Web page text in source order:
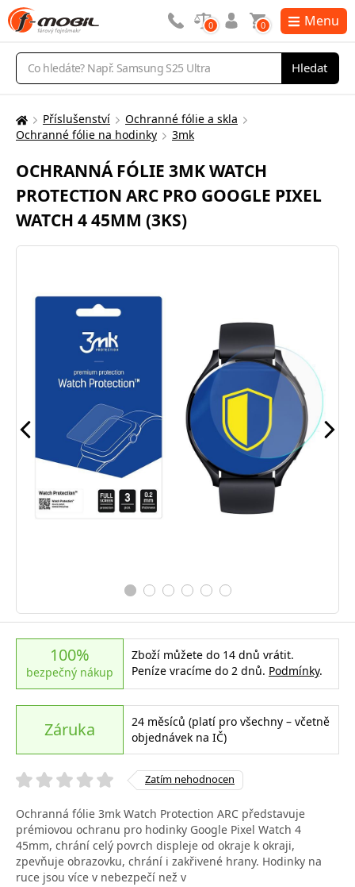
Vyhledávání
Hledat
0 0 Menu
Zde
nacházíte:
Příslušenství
Ochranné fólie a skla
Ochranné fólie na hodinky
3mk
OCHRANNÁ FÓLIE 3MK WATCH
PROTECTION ARC PRO GOOGLE PIXEL
WATCH 4 45MM (3KS)
100%
bezpečný nákup
Zboží můžete do 14 dnů vrátit.
Peníze vracíme do 2 dnů. Podmínky.
Záruka
24 měsíců (platí pro všechny – včetně
objednávek na IČ)
Zatím nehodnocen
Ochranná fólie 3mk Watch Protection ARC představuje
prémiovou ochranu pro hodinky Google Pixel Watch 4
45mm, chrání celý povrch displeje od okraje k okraji,
zpevňuje obrazovku, chrání i zakřivené hrany. Hodinky na
ruce jsou více v nebezpečí než v